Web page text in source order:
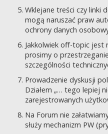
Wklejane treści czy linki
mogą naruszać praw
ochrony danych
Jakkolwiek off-topic jest
prosimy o
szczególności
Prowadzenie dyskusji
Działem „… tego lepiej
zarejestrowanych
Na Forum nie
służy mechanizm PW